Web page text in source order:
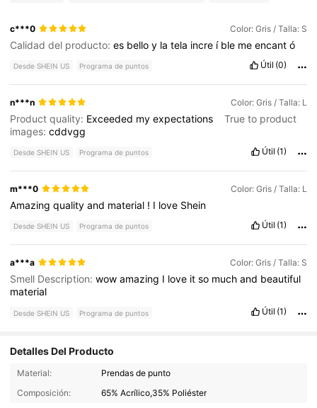
c***0 Color: Gris / Talla: S
Calidad del producto:es belloy latela incre í ble meencantó
Desde SHEIN US Programa de puntos Útil (0)
n***n Color: Gris / Talla: L
Product quality: Exceeded myexpectations
True to product
images:cddvgg
Desde SHEIN US Programa de puntos Útil (1)
m***0 Color: Gris / Talla: L
Amazingqualityand material ! I love Shein
Desde SHEIN US Programa de puntos Útil (1)
a***a Color: Gris / Talla: S
Smell Description:wowamazing I love itso muchand beautiful
material
Desde SHEIN US Programa de puntos Útil (1)
Detalles Del Producto
Material:
Prendas de punto
Composición:
65% Acrílico,35% Poliéster
355K Seguidores